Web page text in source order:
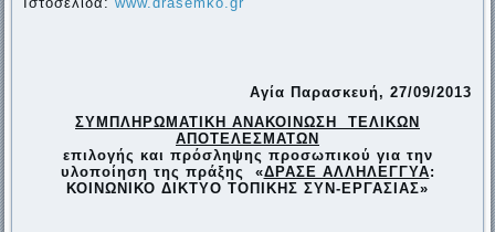
Αγία Παρασκευή, 27/09/2013
ΣΥΜΠΛΗΡΩΜΑΤΙΚΗ ΑΝΑΚΟΙΝΩΣΗ ΤΕΛΙΚΩΝ
ΑΠΟΤΕΛΕΣΜΑΤΩΝ
επιλογής και πρόσληψης προσωπικού για την
υλοποίηση της πράξης «ΔΡΑΣΕ ΑΛΛΗΛΕΓΓΥΑ:
ΚΟΙΝΩΝΙΚΟ ΔΙΚΤΥΟ ΤΟΠΙΚΗΣ ΣΥΝ-ΕΡΓΑΣΙΑΣ»